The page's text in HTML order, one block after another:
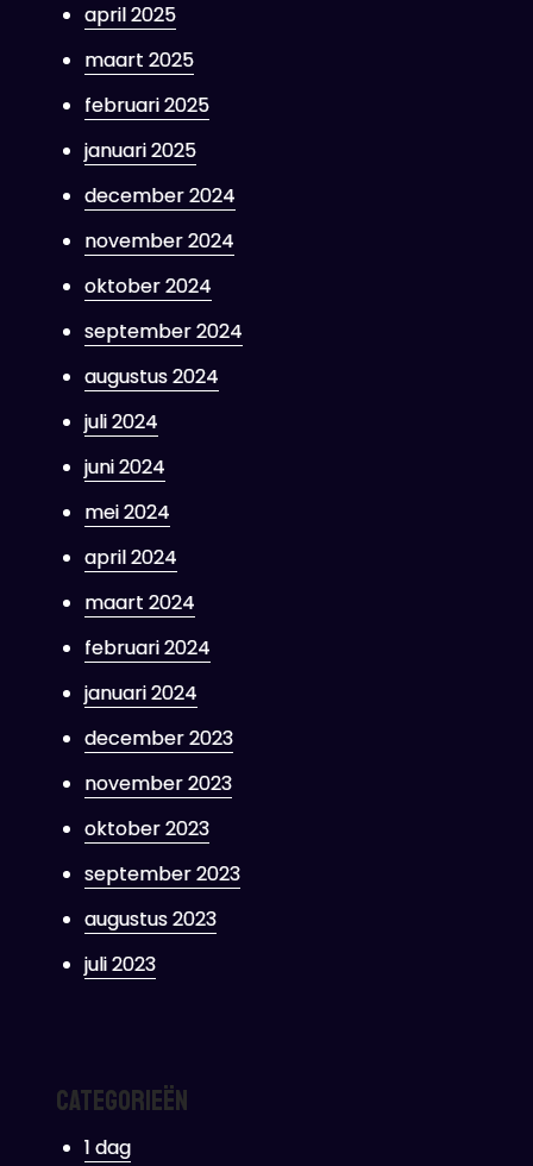
april 2025
maart 2025
februari 2025
januari 2025
december 2024
november 2024
oktober 2024
september 2024
augustus 2024
juli 2024
juni 2024
mei 2024
april 2024
maart 2024
februari 2024
januari 2024
december 2023
november 2023
oktober 2023
september 2023
augustus 2023
juli 2023
Categorieën
1 dag